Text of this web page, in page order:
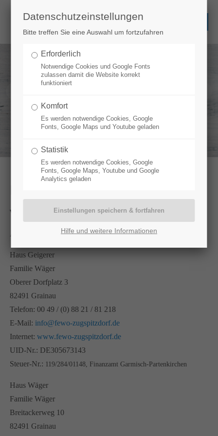
Verantwortlich für den Inhalt
Appartements Zugspitzdorf
Haus Geigerer
Familie Wäger
Oberer Dorfplatz 3
82491 Grainau
Telefon: 00 49 / (0) 88 21 / 81 218
E-Mail: info@fewo-zugspitzdorf.de
Internet: www.fewo-zugspitzdorf.de
UID-Nr.: DE305673143
Steuer-Nr.: 119/284/01148, Finanzamt Garmisch-Partenkirchen
Haus Wäger
Familie Wäger
Breitackerweg 10
82491 Grainau
Datenschutzeinstellungen
Bitte treffen Sie eine Auswahl um fortzufahren
Erforderlich
Notwendige Cookies und Google Fonts
zulassen damit die Website korrekt
funktioniert
Komfort
Es werden notwendige Cookies, Google
Fonts, Google Maps und Youtube geladen
Statistik
Es werden notwendige Cookies, Google
Fonts, Google Maps, Youtube und Google
Analytics geladen
Hilfe und weitere Informationen